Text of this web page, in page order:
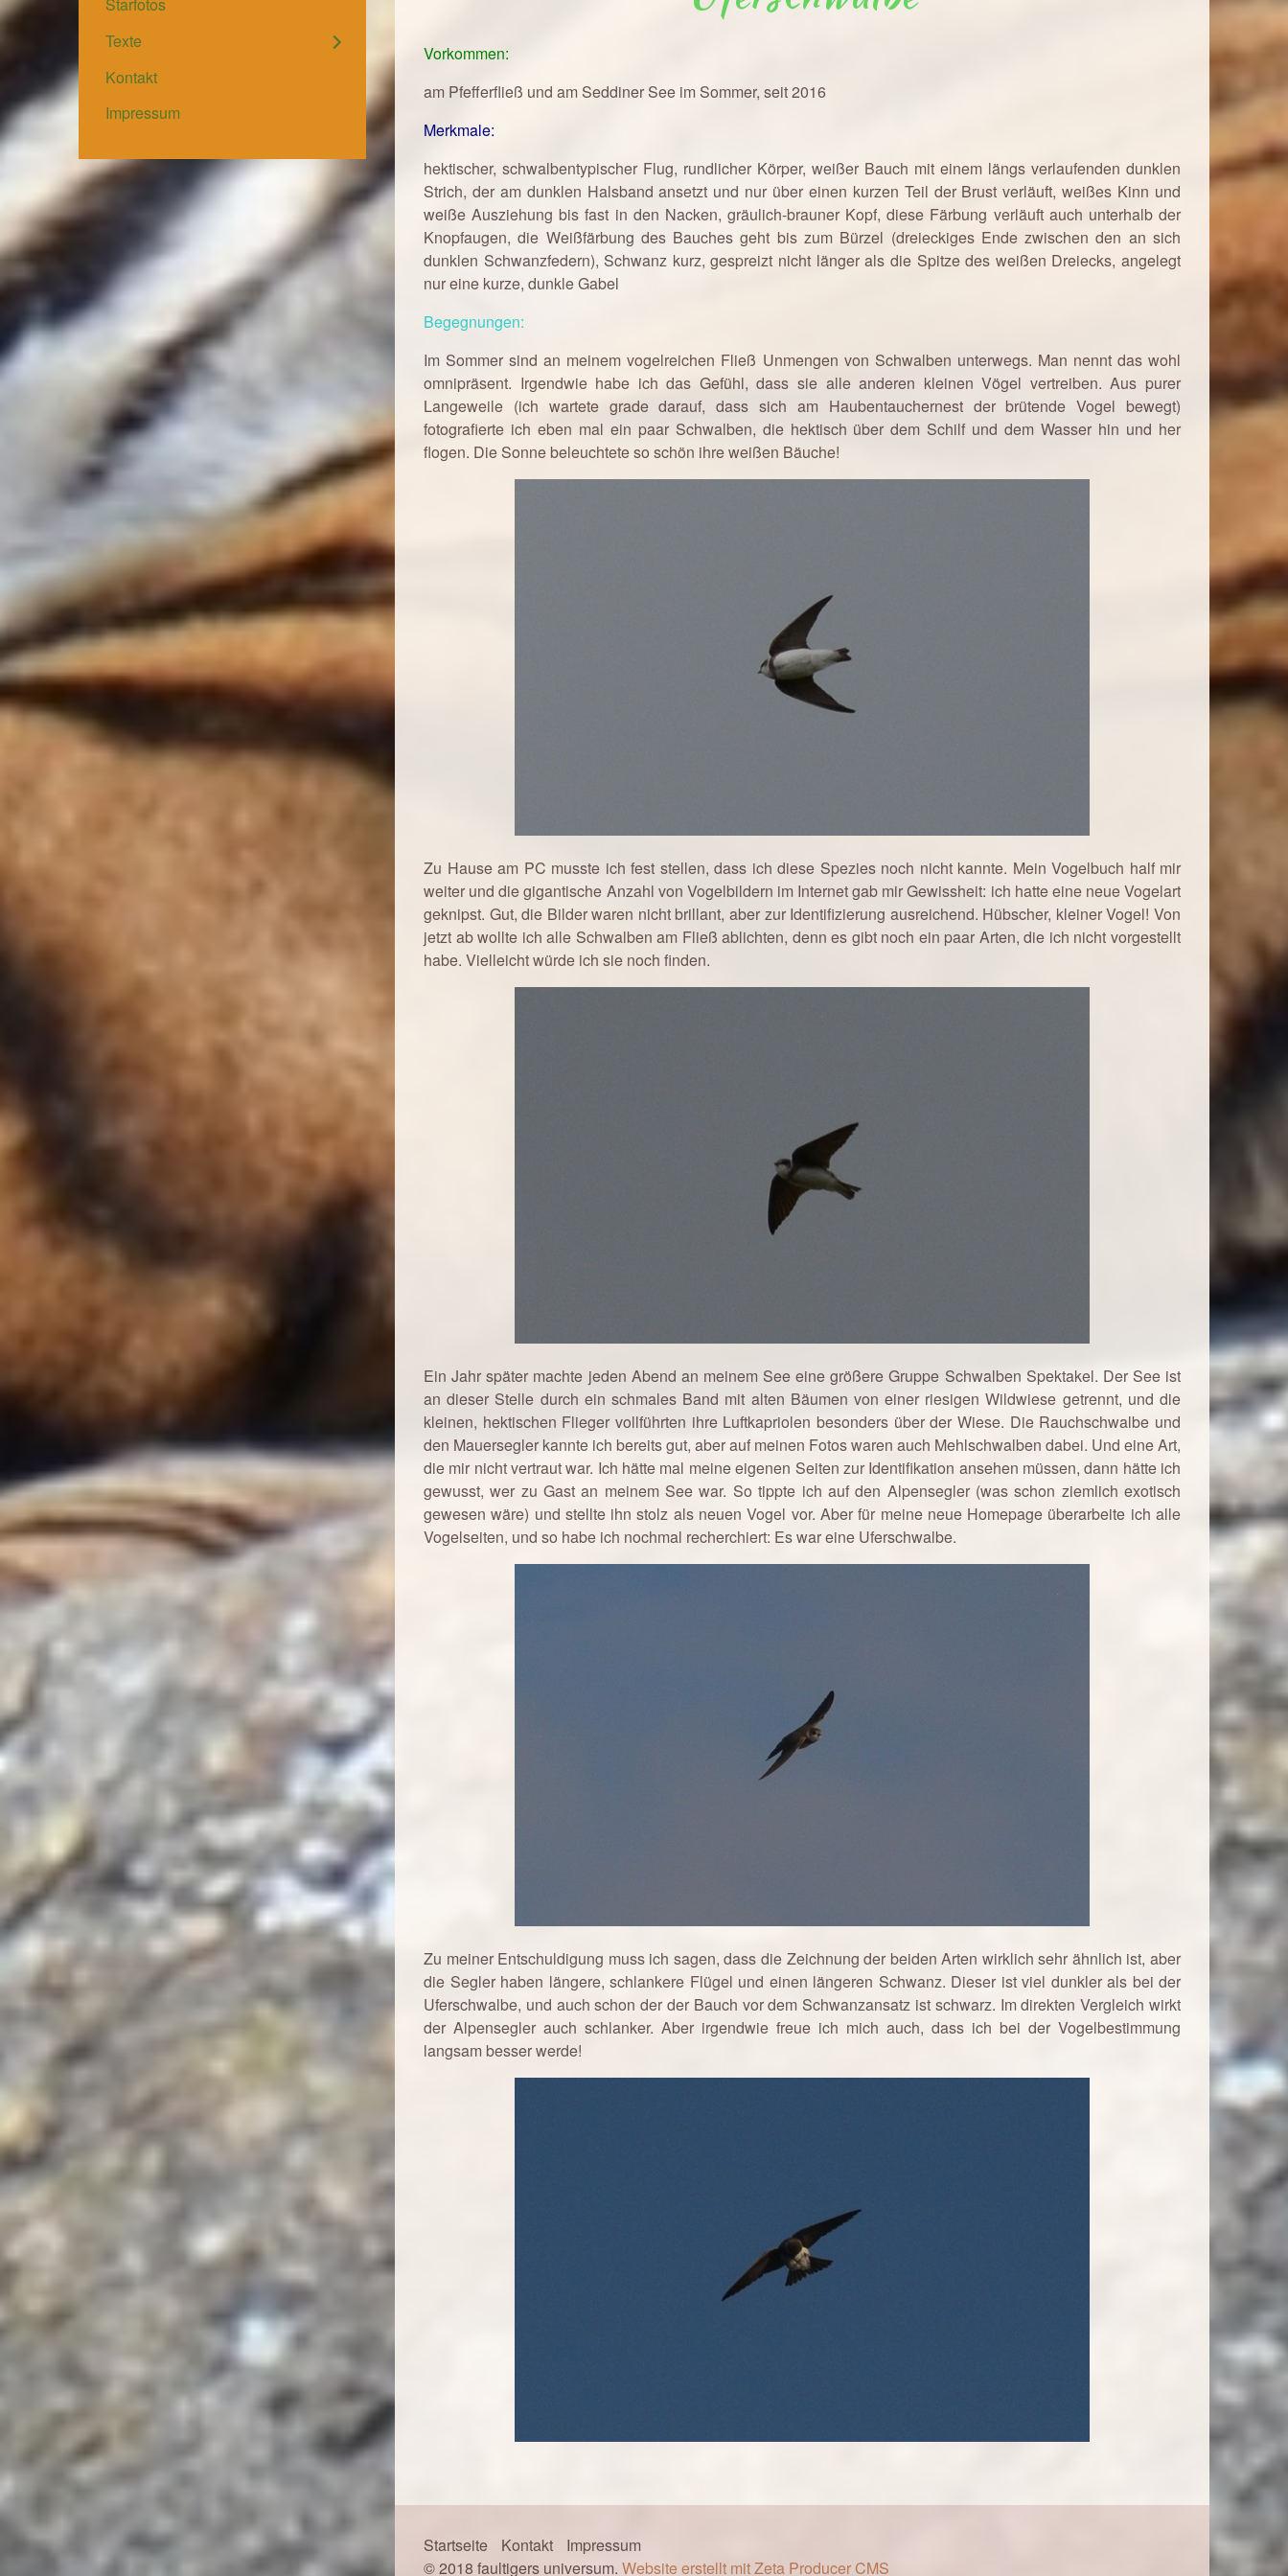
Starfotos
Texte
Kontakt
Impressum
Vorkommen:
am Pfefferfließ und am Seddiner See im Sommer, seit 2016
Merkmale:
hektischer, schwalbentypischer Flug, rundlicher Körper, weißer Bauch mit einem längs verlaufenden dunklen
Strich, der am dunklen Halsband ansetzt und nur über einen kurzen Teil der Brust verläuft, weißes Kinn und
weiße Ausziehung bis fast in den Nacken, gräulich-brauner Kopf, diese Färbung verläuft auch unterhalb der
Knopfaugen, die Weißfärbung des Bauches geht bis zum Bürzel (dreieckiges Ende zwischen den an sich
dunklen Schwanzfedern), Schwanz kurz, gespreizt nicht länger als die Spitze des weißen Dreiecks, angelegt
nur eine kurze, dunkle Gabel
Begegnungen:
Im Sommer sind an meinem vogelreichen Fließ Unmengen von Schwalben unterwegs. Man nennt das wohl
omnipräsent. Irgendwie habe ich das Gefühl, dass sie alle anderen kleinen Vögel vertreiben. Aus purer
Langeweile (ich wartete grade darauf, dass sich am Haubentauchernest der brütende Vogel bewegt)
fotografierte ich eben mal ein paar Schwalben, die hektisch über dem Schilf und dem Wasser hin und her
flogen. Die Sonne beleuchtete so schön ihre weißen Bäuche!
Zu Hause am PC musste ich fest stellen, dass ich diese Spezies noch nicht kannte. Mein Vogelbuch half mir
weiter und die gigantische Anzahl von Vogelbildern im Internet gab mir Gewissheit: ich hatte eine neue Vogelart
geknipst. Gut, die Bilder waren nicht brillant, aber zur Identifizierung ausreichend. Hübscher, kleiner Vogel! Von
jetzt ab wollte ich alle Schwalben am Fließ ablichten, denn es gibt noch ein paar Arten, die ich nicht vorgestellt
habe. Vielleicht würde ich sie noch finden.
Ein Jahr später machte jeden Abend an meinem See eine größere Gruppe Schwalben Spektakel. Der See ist
an dieser Stelle durch ein schmales Band mit alten Bäumen von einer riesigen Wildwiese getrennt, und die
kleinen, hektischen Flieger vollführten ihre Luftkapriolen besonders über der Wiese. Die Rauchschwalbe und
den Mauersegler kannte ich bereits gut, aber auf meinen Fotos waren auch Mehlschwalben dabei. Und eine Art,
die mir nicht vertraut war. Ich hätte mal meine eigenen Seiten zur Identifikation ansehen müssen, dann hätte ich
gewusst, wer zu Gast an meinem See war. So tippte ich auf den Alpensegler (was schon ziemlich exotisch
gewesen wäre) und stellte ihn stolz als neuen Vogel vor. Aber für meine neue Homepage überarbeite ich alle
Vogelseiten, und so habe ich nochmal recherchiert: Es war eine Uferschwalbe.
Zu meiner Entschuldigung muss ich sagen, dass die Zeichnung der beiden Arten wirklich sehr ähnlich ist, aber
die Segler haben längere, schlankere Flügel und einen längeren Schwanz. Dieser ist viel dunkler als bei der
Uferschwalbe, und auch schon der der Bauch vor dem Schwanzansatz ist schwarz. Im direkten Vergleich wirkt
der Alpensegler auch schlanker. Aber irgendwie freue ich mich auch, dass ich bei der Vogelbestimmung
langsam besser werde!
Startseite Kontakt
Impressum
© 2018 faultigers universum. Website erstellt mit Zeta Producer CMS